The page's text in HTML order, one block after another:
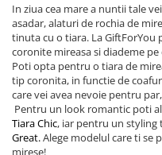
In ziua cea mare a nuntii tale
asadar, alaturi de rochia de
tinuta cu o tiara. La
coronite mireasa si diademe
Poti opta pentru o tiara de
tip coronita, in functie de
care vei avea nevoie pentru
Pentru un look romantic poti
Tiara Chic, iar pentru un
Great.Alege modelul care ti se
mirese!